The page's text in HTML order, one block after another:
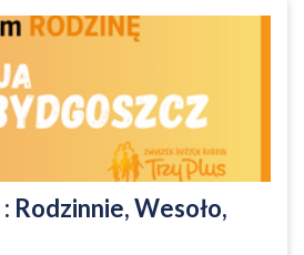
Rodzinnie, Wesoło,